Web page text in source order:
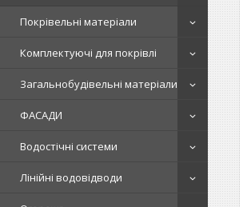
Покрівельні матеріали
Комплектуючі для покрівлі
Загальнобудівельні матеріали
ФАСАДИ
Водостічні системи
Лінійні водовідводи